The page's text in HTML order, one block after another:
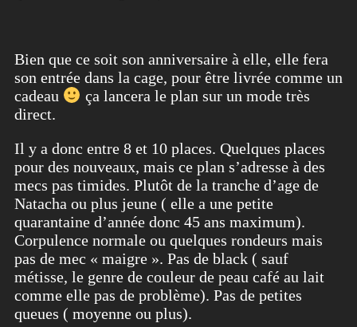
Bien que ce soit son anniversaire à elle, elle fera
son entrée dans la cage, pour être livrée comme un
cadeau
ça lancera le plan sur un mode très
direct.
Il y a donc entre 8 et 10 places. Quelques places
pour des nouveaux, mais ce plan s’adresse à des
mecs pas timides. Plutôt de la tranche d’age de
Natacha ou plus jeune ( elle a une petite
quarantaine d’année donc 45 ans maximum).
Corpulence normale ou quelques rondeurs mais
pas de mec « maigre ». Pas de black ( sauf
métisse, le genre de couleur de peau café au lait
comme elle pas de problème). Pas de petites
queues ( moyenne ou plus).